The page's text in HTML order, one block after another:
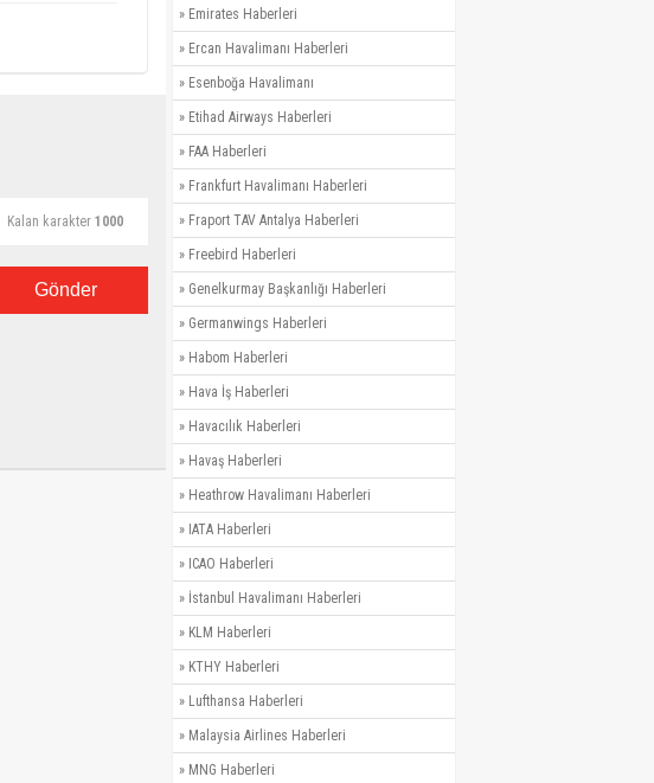
Kalan karakter 1000
Gönder
» Emirates Haberleri
» Ercan Havalimanı Haberleri
» Esenboğa Havalimanı
» Etihad Airways Haberleri
» FAA Haberleri
» Frankfurt Havalimanı Haberleri
» Fraport TAV Antalya Haberleri
» Freebird Haberleri
» Genelkurmay Başkanlığı Haberleri
» Germanwings Haberleri
» Habom Haberleri
» Hava İş Haberleri
» Havacılık Haberleri
» Havaş Haberleri
» Heathrow Havalimanı Haberleri
» IATA Haberleri
» ICAO Haberleri
» İstanbul Havalimanı Haberleri
» KLM Haberleri
» KTHY Haberleri
» Lufthansa Haberleri
» Malaysia Airlines Haberleri
» MNG Haberleri